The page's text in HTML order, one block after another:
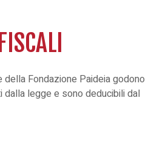
Fondazione Paideia godono
dalla legge e sono deducibili dal